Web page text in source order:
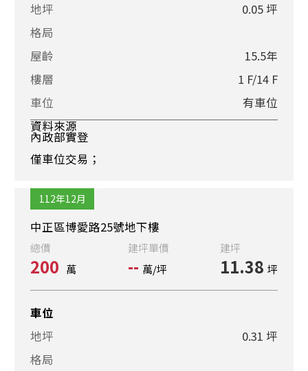
地坪
0.05 坪
格局
屋齡
15.5年
樓層
1 F/14 F
車位
有車位
資料來源
內政部實登
僅車位交易；
112年12月
中正區博愛路25號地下樓
總價
200 萬
建坪單價
-- 萬/坪
建坪
11.38 坪
車位
地坪
0.31 坪
格局